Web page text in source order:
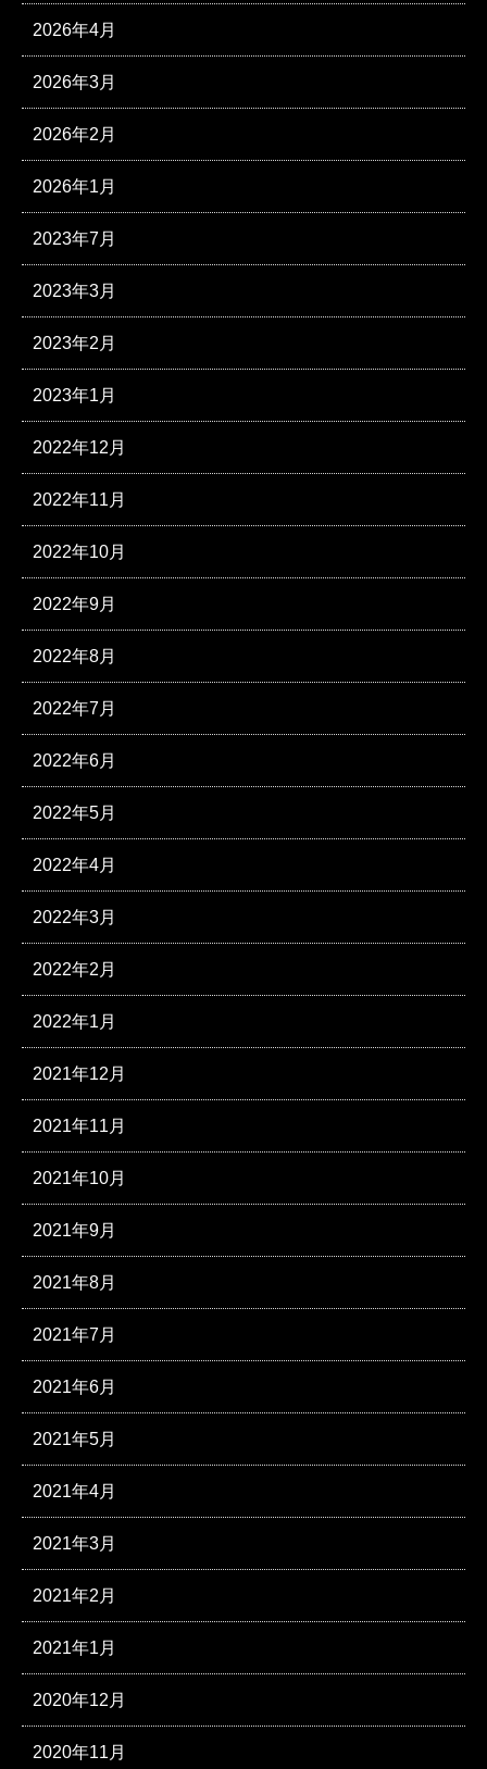
2026年4月
2026年3月
2026年2月
2026年1月
2023年7月
2023年3月
2023年2月
2023年1月
2022年12月
2022年11月
2022年10月
2022年9月
2022年8月
2022年7月
2022年6月
2022年5月
2022年4月
2022年3月
2022年2月
2022年1月
2021年12月
2021年11月
2021年10月
2021年9月
2021年8月
2021年7月
2021年6月
2021年5月
2021年4月
2021年3月
2021年2月
2021年1月
2020年12月
2020年11月